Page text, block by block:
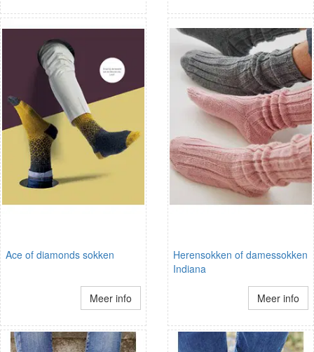
Ace of diamonds sokken
Meer info
Herensokken of damessokken
Indiana
Meer info